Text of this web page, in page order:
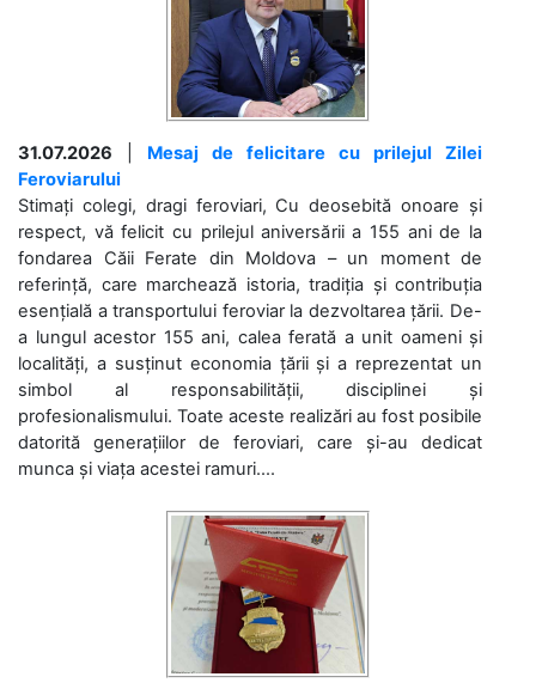
31.07.2026
Mesaj de felicitare cu prilejul Zilei
Feroviarului
Stimați colegi, dragi feroviari, Cu deosebită onoare și
respect, vă felicit cu prilejul aniversării a 155 ani de la
fondarea Căii Ferate din Moldova – un moment de
referință, care marchează istoria, tradiția și contribuția
esențială a transportului feroviar la dezvoltarea țării. De-
a lungul acestor 155 ani, calea ferată a unit oameni și
localități, a susținut economia țării și a reprezentat un
simbol al responsabilității, disciplinei și
profesionalismului. Toate aceste realizări au fost posibile
datorită generațiilor de feroviari, care și-au dedicat
munca și viața acestei ramuri....